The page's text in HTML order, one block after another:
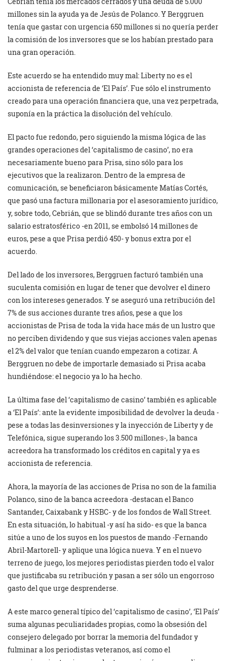
millones sin la ayuda ya de Jesús de Polanco. Y Berggruen
tenía que gastar con urgencia 650 millones si no quería perder
la comisión de los inversores que se los habían prestado para
una gran operación.
Este acuerdo se ha entendido muy mal: Liberty no es el
accionista de referencia de ‘El País’. Fue sólo el instrumento
creado para una operación financiera que, una vez perpetrada,
suponía en la práctica la disolución del vehículo.
El pacto fue redondo, pero siguiendo la misma lógica de las
grandes operaciones del ‘capitalismo de casino’, no era
necesariamente bueno para Prisa, sino sólo para los
ejecutivos que la realizaron. Dentro de la empresa de
comunicación, se beneficiaron básicamente Matías Cortés,
que pasó una factura millonaria por el asesoramiento jurídico,
y, sobre todo, Cebrián, que se blindó durante tres años con un
salario estratosférico -en 2011, se embolsó 14 millones de
euros, pese a que Prisa perdió 450- y bonus extra por el
acuerdo.
Del lado de los inversores, Berggruen facturó también una
suculenta comisión en lugar de tener que devolver el dinero
con los intereses generados. Y se aseguró una retribución del
7% de sus acciones durante tres años, pese a que los
accionistas de Prisa de toda la vida hace más de un lustro que
no perciben dividendo y que sus viejas acciones valen apenas
el 2% del valor que tenían cuando empezaron a cotizar. A
Berggruen no debe de importarle demasiado si Prisa acaba
hundiéndose: el negocio ya lo ha hecho.
La última fase del ‘capitalismo de casino’ también es aplicable
a ‘El País’: ante la evidente imposibilidad de devolver la deuda -
pese a todas las desinversiones y la inyección de Liberty y de
Telefónica, sigue superando los 3.500 millones-, la banca
acreedora ha transformado los créditos en capital y ya es
accionista de referencia.
Ahora, la mayoría de las acciones de Prisa no son de la familia
Polanco, sino de la banca acreedora -destacan el Banco
Santander, Caixabank y HSBC- y de los fondos de Wall Street.
En esta situación, lo habitual -y así ha sido- es que la banca
sitúe a uno de los suyos en los puestos de mando -Fernando
Abril-Martorell- y aplique una lógica nueva. Y en el nuevo
terreno de juego, los mejores periodistas pierden todo el valor
que justificaba su retribución y pasan a ser sólo un engorroso
gasto del que urge desprenderse.
A este marco general típico del ‘capitalismo de casino’, ‘El País’
suma algunas peculiaridades propias, como la obsesión del
consejero delegado por borrar la memoria del fundador y
fulminar a los periodistas veteranos, así como el